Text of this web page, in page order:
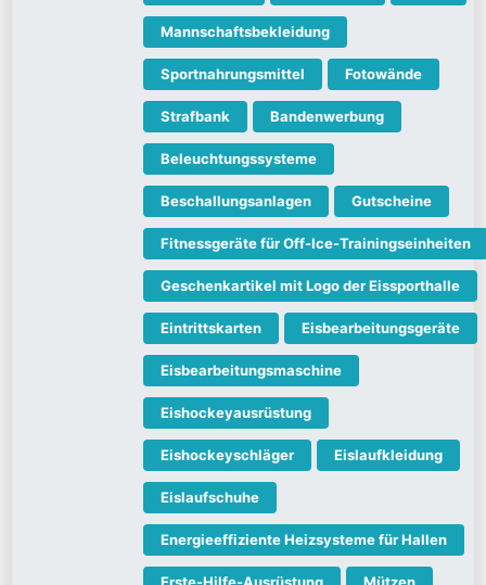
Mannschaftsbekleidung
Sportnahrungsmittel Fotowände
Strafbank Bandenwerbung
Beleuchtungssysteme
Beschallungsanlagen Gutscheine
Fitnessgeräte für Off-Ice-Trainingseinheiten
Geschenkartikel mit Logo der Eissporthalle
Eintrittskarten Eisbearbeitungsgeräte
Eisbearbeitungsmaschine
Eishockeyausrüstung
Eishockeyschläger Eislaufkleidung
Eislaufschuhe
Energieeffiziente Heizsysteme für Hallen